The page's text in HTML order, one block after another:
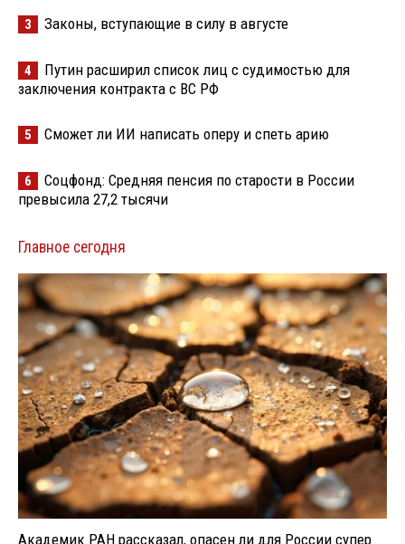
3 Законы, вступающие в силу в августе
4
Путин расширил список лиц с судимостью для
заключения контракта с ВС РФ
5 Сможет ли ИИ написать оперу и спеть арию
6
Соцфонд: Средняя пенсия по старости в России
превысила 27,2 тысячи
Главное сегодня
Академик РАН рассказал, опасен ли для России супер